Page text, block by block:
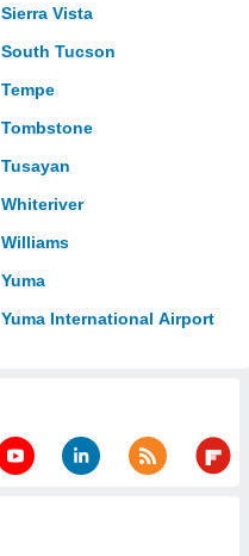
Sierra Vista
South Tucson
Tempe
Tombstone
Tusayan
Whiteriver
Williams
Yuma
Yuma International Airport